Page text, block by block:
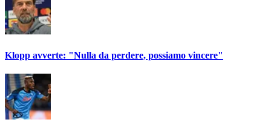
Klopp avverte: "Nulla da perdere, possiamo vincere"